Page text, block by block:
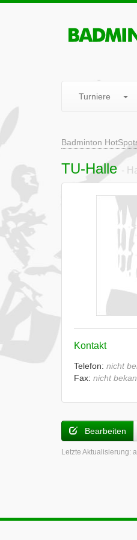
Turniere
Badminton
TU-Halle-
Kontakt
Telefon: nicht
Fax: nicht
Bearbeiten
Letzte Aktualisierung: